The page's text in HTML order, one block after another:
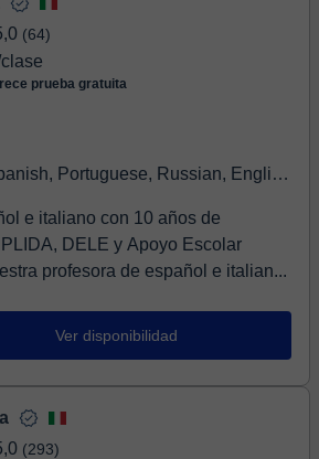
(64)
prueba gratuita
Habla: Italian, Spanish, Portuguese, Russian, English, French
e italiano con 10 años de
DELE y Apoyo Escolar
profesora de español e italian...
Ver disponibilidad
(293)